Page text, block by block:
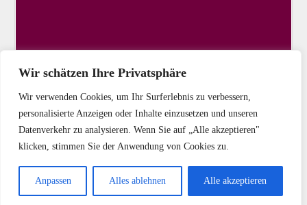
Wir schätzen Ihre Privatsphäre
Wir verwenden Cookies, um Ihr Surferlebnis zu verbessern,
personalisierte Anzeigen oder Inhalte einzusetzen und unseren
Datenverkehr zu analysieren. Wenn Sie auf „Alle akzeptieren"
klicken, stimmen Sie der Anwendung von Cookies zu.
Anpassen Alles ablehnen Alle akzeptieren
Copyright © 2025 DIE LINKE Kassel-Stadt
Datenschutz